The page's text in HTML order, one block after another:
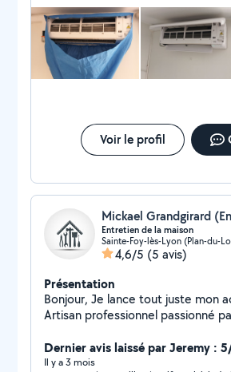
de climatisation Aide à la personne (courses, petits
services, accompagnement)
Voir le profil
Entretien de la maison
Sainte-Foy-lès-Lyon (Plan-du-
4,6/5 (5 avis)
Présentation
Bonjour, Je lance tout juste mon
Artisan professionnel passionné
vos projets. Mon objectif est de
soigné, durable et réalisé dans les
Dernier avis laissé par Jeremy :
Il y a 3 mois